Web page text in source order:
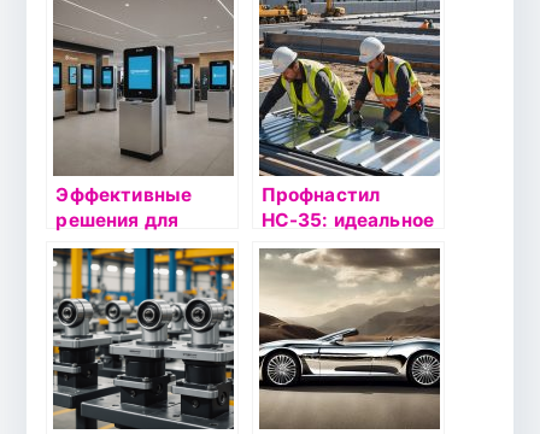
электричества
надежность и
доступные цены
Эффективные
решения для
организации
пространства: от
информационных
стоек до урн для
мусора
Профнастил
НС-35: идеальное
решение для
крыши оптом и в
розницу